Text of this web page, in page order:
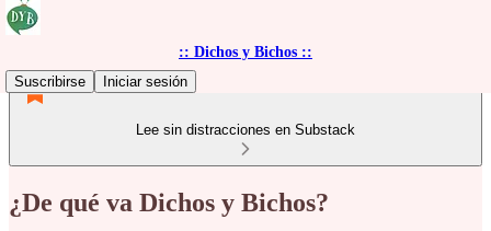
:: Dichos y Bichos ::
Suscribirse
Iniciar sesión
Lee sin distracciones en Substack
¿De qué va Dichos y Bichos?